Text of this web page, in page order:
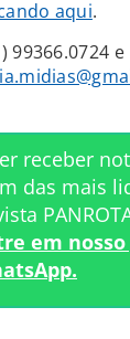
aqui.
99366.0724 e
receber
das mais
em